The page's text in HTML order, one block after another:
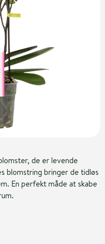
de er levende
blomstring bringer de tidløs
En perfekt måde at skabe